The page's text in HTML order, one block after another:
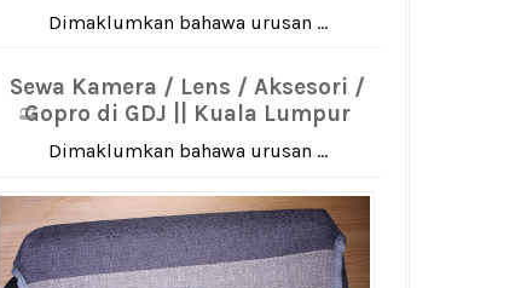
Dimaklumkan bahawa urusan ...
Sewa Kamera / Lens / Aksesori /
Gopro di GDJ || Kuala Lumpur
Dimaklumkan bahawa urusan ...